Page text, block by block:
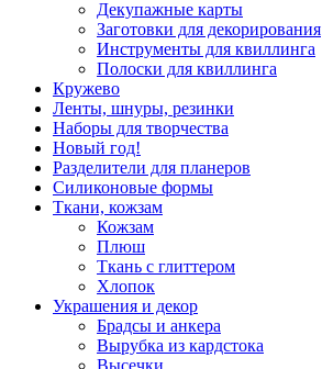
Декупажные карты
Заготовки для декорирования
Инструменты для квиллинга
Полоски для квиллинга
Кружево
Ленты, шнуры, резинки
Наборы для творчества
Новый год!
Разделители для планеров
Силиконовые формы
Ткани, кожзам
Кожзам
Плюш
Ткань с глиттером
Хлопок
Украшения и декор
Брадсы и анкера
Вырубка из кардстока
Высечки